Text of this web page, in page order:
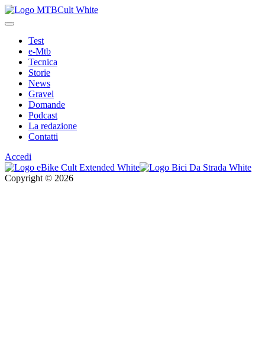
Test
e-Mtb
Tecnica
Storie
News
Gravel
Domande
Podcast
La redazione
Contatti
Accedi
Copyright © 2026